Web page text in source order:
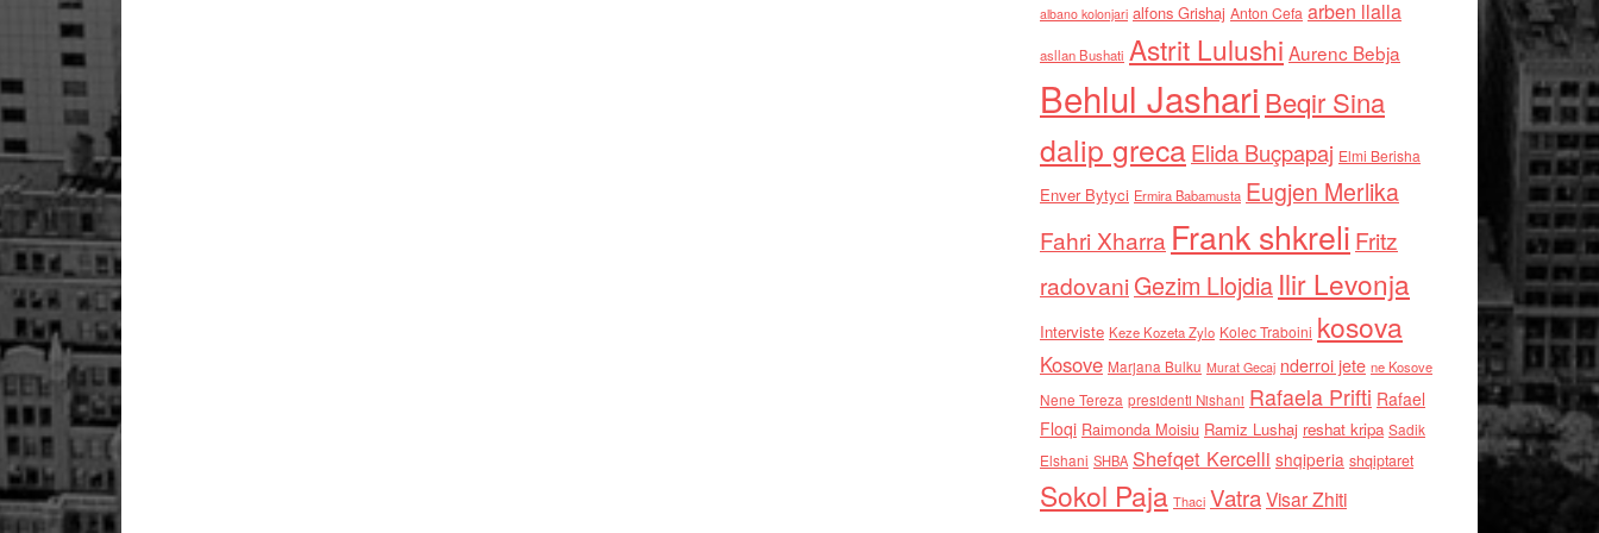
albano kolonjari alfons Grishaj Anton Cefa arben llalla
asllan Bushati Astrit Lulushi Aurenc Bebja
Behlul Jashari Beqir Sina
dalip grecaElida Buçpapaj Elmi Berisha
Enver Bytyci Ermira Babamusta Eugjen Merlika
Fahri Xharra Frank shkreli Fritz
radovaniGezim Llojdia Ilir Levonja
Interviste Keze Kozeta Zylo Kolec Traboini kosova
Kosove Marjana Bulku Murat Gecaj nderroi jete ne Kosove
Nene Tereza presidenti Nishani Rafaela Prifti Rafael
Floqi Raimonda Moisiu Ramiz Lushaj reshat kripa Sadik
Elshani SHBA Shefqet Kercelli shqiperia shqiptaret
Sokol Paja Thaci VatraVisar Zhiti